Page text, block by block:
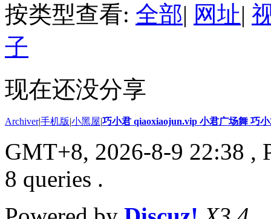
按类型查看: 全部| 网址|
子
现在还没分享
Archiver|手机版|小黑屋|巧小君 qiaoxiaojun.vip 小君广场舞 巧
GMT+8, 2026-8-9 22:38 ,
8 queries .